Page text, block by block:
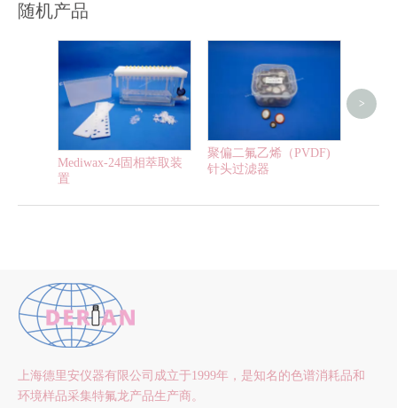
随机产品
Mediwax-24固相萃取装
置
聚偏二氟乙烯（PVDF)
针头过滤器
>
上海德里安仪器有限公司成立于1999年，是知名的色谱消耗品和
环境样品采集特氟龙产品生产商。